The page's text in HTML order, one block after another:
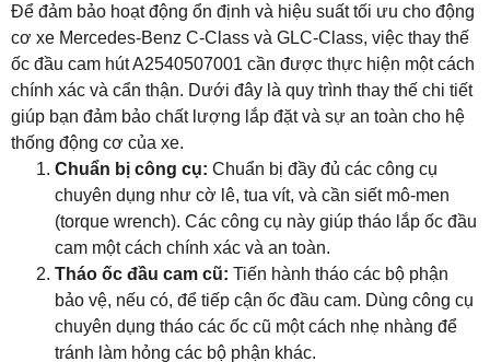
Để đảm bảo hoạt động ổn định và hiệu suất tối ưu cho động
cơ xe Mercedes-Benz C-Class và GLC-Class, việc thay thế
ốc đầu cam hút A2540507001 cần được thực hiện một cách
chính xác và cẩn thận. Dưới đây là quy trình thay thế chi tiết
giúp bạn đảm bảo chất lượng lắp đặt và sự an toàn cho hệ
thống động cơ của xe.
Chuẩn bị công cụ: Chuẩn bị đầy đủ các công cụ
chuyên dụng như cờ lê, tua vít, và cần siết mô-men
(torque wrench). Các công cụ này giúp tháo lắp ốc đầu
cam một cách chính xác và an toàn.
Tháo ốc đầu cam cũ: Tiến hành tháo các bộ phận
bảo vệ, nếu có, để tiếp cận ốc đầu cam. Dùng công cụ
chuyên dụng tháo các ốc cũ một cách nhẹ nhàng để
tránh làm hỏng các bộ phận khác.